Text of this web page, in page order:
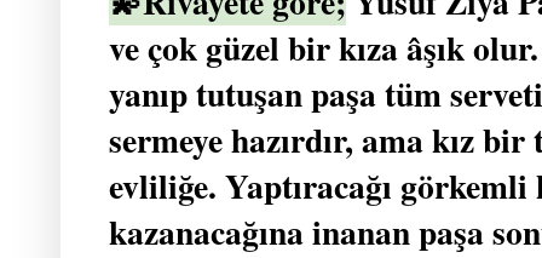
ve çok güzel bir kıza âşık
yanıp tutuşan paşa tüm
sermeye hazırdır, ama kız
evliliğe. Yaptıracağı görkemli
kazanacağına inanan paşa